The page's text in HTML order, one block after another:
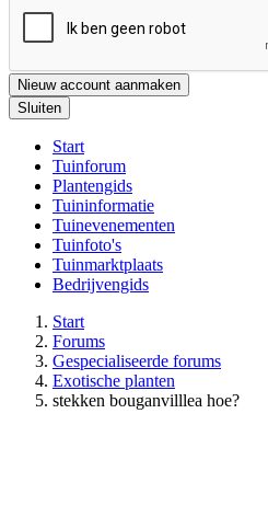
Nieuw account aanmaken
Sluiten
Start
Tuinforum
Plantengids
Tuininformatie
Tuinevenementen
Tuinfoto's
Tuinmarktplaats
Bedrijvengids
Start
Forums
Gespecialiseerde forums
Exotische planten
stekken bouganvilllea hoe?